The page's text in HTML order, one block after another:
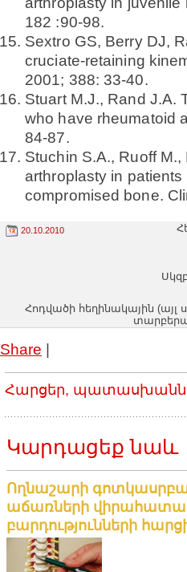
182 :90-98.
Sextro GS, Berry DJ,
cruciate-retaining
2001; 388: 33-40.
Stuart M.J., Rand J.A.
who have rheumatoid
84-87.
Stuchin S.A., Ruoff
arthroplasty in
compromised bone.
20.10.2010
Հոդվածի հեղինակային (այլ
Share |
Հարցեր,
Կարդացեք նաև
Ողնաշարի
աճառների
բարդությունների